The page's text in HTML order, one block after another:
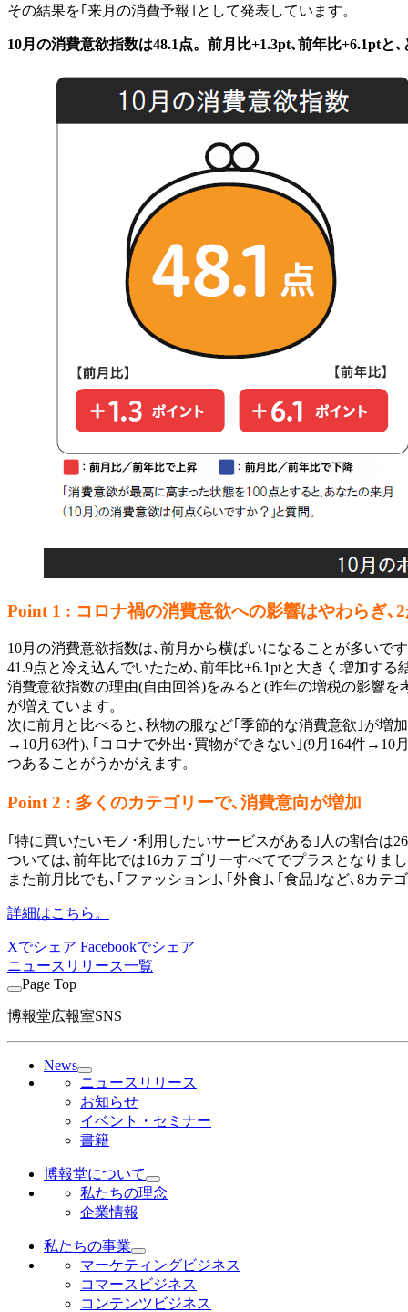
その結果を｢来月の消費予報｣として発表しています。
10月の消費意欲指数は48.1点。前月比+1.3pt､前年比+6.1ptと､
Point 1 : コロナ禍の消費意欲への影響はやわらぎ､2
10月の消費意欲指数は､前月から横ばいになることが多いで
41.9点と冷え込んでいたため､前年比+6.1ptと大きく増加す
消費意欲指数の理由(自由回答)をみると(昨年の増税の影響
が増えています。
次に前月と比べると､秋物の服など｢季節的な消費意欲｣が増
→10月63件)､｢コロナで外出･買物ができない｣(9月164件→10
つあることがうかがえます。
Point 2 : 多くのカテゴリーで､消費意向が増加
｢特に買いたいモノ･利用したいサービスがある｣人の割合は
ついては､前年比では16カテゴリーすべてでプラスとなりま
また前月比でも､｢ファッション｣､｢外食｣､｢食品｣など､8カ
詳細はこちら。
Xでシェア Facebookでシェア
ニュースリリース一覧
Page Top
博報堂広報室SNS
News
ニュースリリース
お知らせ
イベント・セミナー
書籍
博報堂について
私たちの理念
企業情報
私たちの事業
マーケティングビジネス
コマースビジネス
コンテンツビジネス